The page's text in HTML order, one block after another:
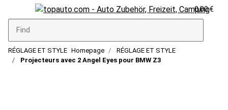
0,00 €
RÉGLAGE ET STYLE Homepage
RÉGLAGE ET STYLE
Projecteurs avec 2 Angel Eyes pour BMW Z3